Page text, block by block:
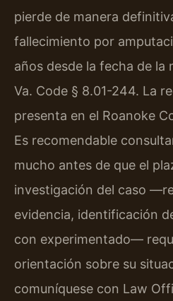
pierde de manera
fallecimiento por
años desde la fecha de la
Va. Code § 8.01-244. La
presenta en el Roanoke
Es recomendable
mucho antes de que el
investigación del caso
evidencia, identificación
con experimentado—
orientación sobre su
comuníquese con Law